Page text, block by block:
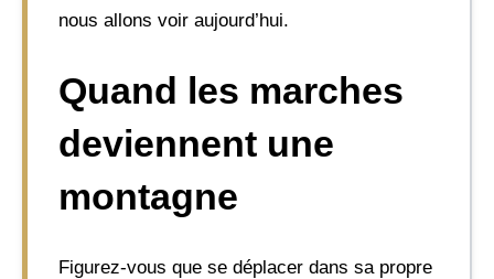
nous allons voir aujourd’hui.
Quand les marches
deviennent une
montagne
Figurez-vous que se déplacer dans sa propre